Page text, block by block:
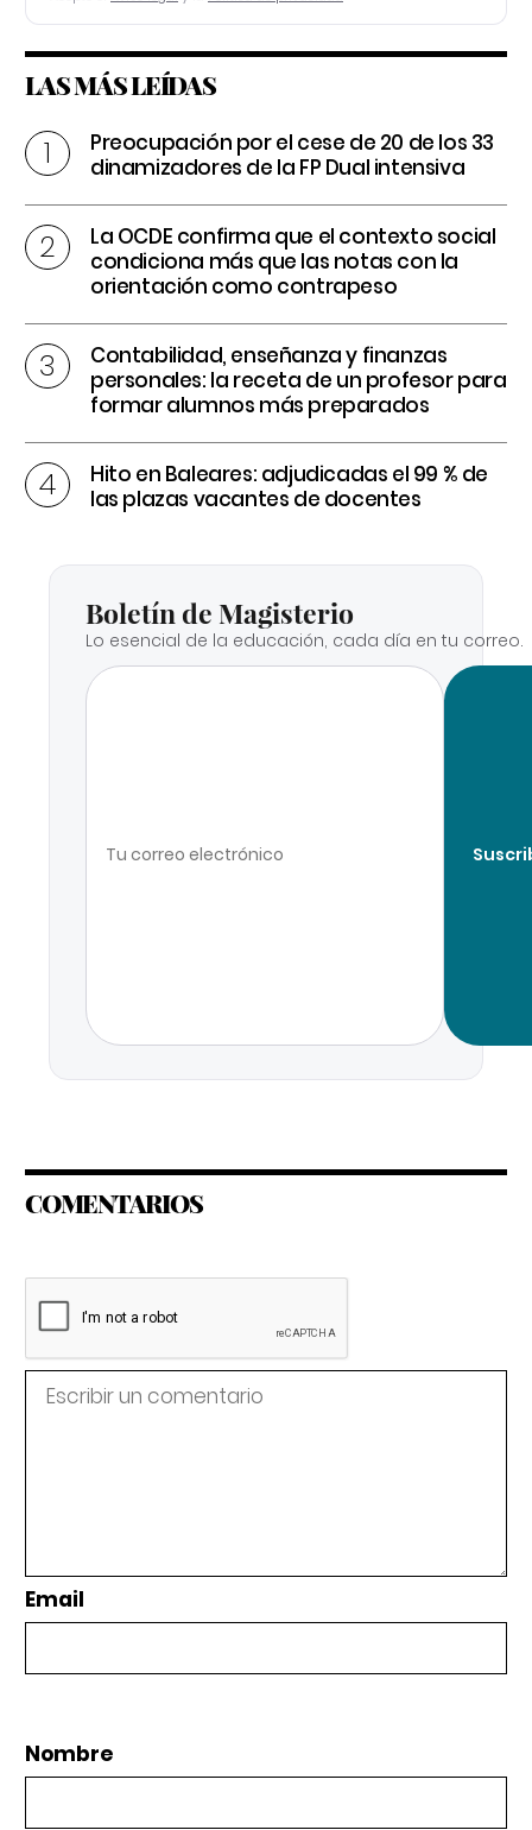
LAS MÁS LEÍDAS
Preocupación por el cese de 20 de los 33
dinamizadores de la FP Dual intensiva
La OCDE confirma que el contexto social
condiciona más que las notas con la
orientación como contrapeso
Contabilidad, enseñanza y finanzas
personales: la receta de un profesor para
formar alumnos más preparados
Hito en Baleares: adjudicadas el 99 % de
las plazas vacantes de docentes
Boletín de Magisterio
Lo esencial de la educación, cada día en tu correo.
COMENTARIOS
Email
Nombre